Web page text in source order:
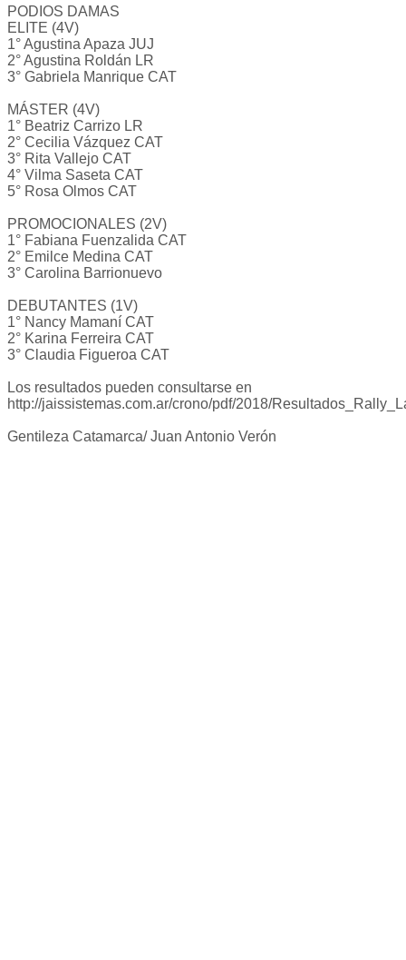
PODIOS DAMAS
ELITE (4V)
1° Agustina Apaza JUJ
2° Agustina Roldán LR
3° Gabriela Manrique CAT
MÁSTER (4V)
1° Beatriz Carrizo LR
2° Cecilia Vázquez CAT
3° Rita Vallejo CAT
4° Vilma Saseta CAT
5° Rosa Olmos CAT
PROMOCIONALES (2V)
1° Fabiana Fuenzalida CAT
2° Emilce Medina CAT
3° Carolina Barrionuevo
DEBUTANTES (1V)
1° Nancy Mamaní CAT
2° Karina Ferreira CAT
3° Claudia Figueroa CAT
Los resultados pueden consultarse en
http://jaissistemas.com.ar/crono/pdf/2018/
Gentileza Catamarca/ Juan Antonio Verón